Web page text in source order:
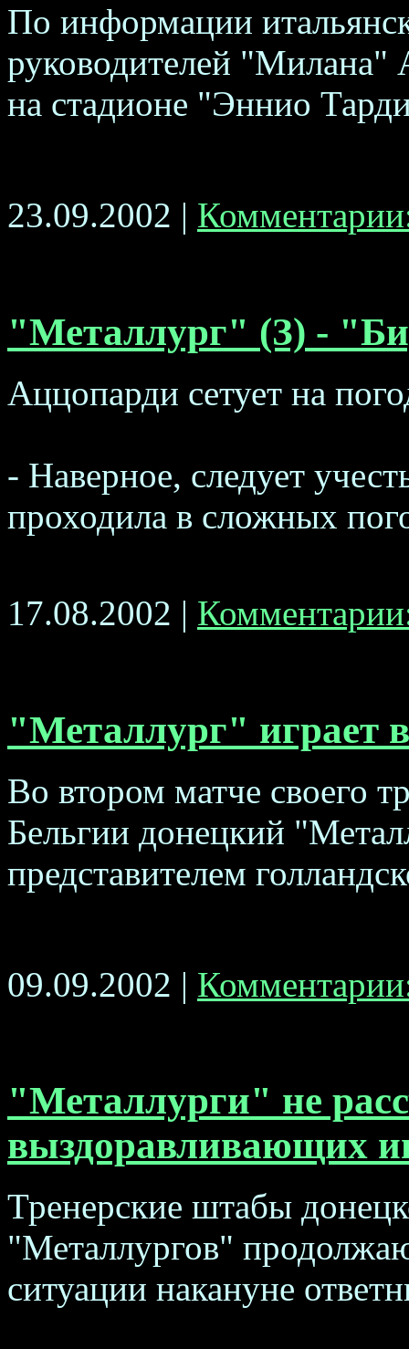
По информации
руководителей "Милана"
на стадионе "Эннио
23.09.2002 |
"Металлург" (З) -
Аццопарди сетует на
- Наверное, следует
проходила в сложных
17.08.2002 |
"Металлург" играет
Во втором матче своего
Бельгии донецкий
представителем
09.09.2002 |
"Металлурги" не
выздоравливающих
Тренерские штабы
"Металлургов"
ситуации накануне